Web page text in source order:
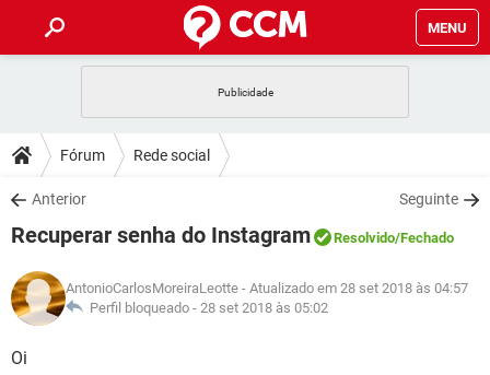
MENU
CELULAR
OUTLOOK
INSTAGRAM GMAIL
GUIA DE COMPRAS
DICAS
JOGOS
INSTAGRAM GMAIL
GUIA DE COMPRAS
DOWNLOADS
JOGOS WHATSAPP
CELULAR
OUTLOOK EXCEL
INSTAGRAM
FÓRUM
JOGOS WHATSAPP
CELULAR
OUTLOOK
GLOSSÁRIO
JOGOS
Fórum Rede social
Anterior Seguinte
Recuperar senha do Instagram Resolvido/Fechado
AntonioCarlosMoreiraLeotte - Atualizado em 28 set 2018 às 04:57
Perfil bloqueado - 28 set 2018 às 05:02
Oi